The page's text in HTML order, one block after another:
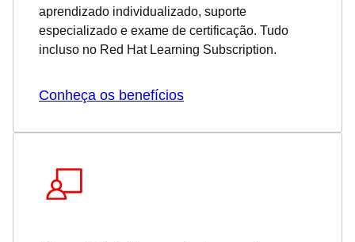
aprendizado individualizado, suporte
especializado e exame de certificação. Tudo
incluso no Red Hat Learning Subscription.
Conheça os benefícios